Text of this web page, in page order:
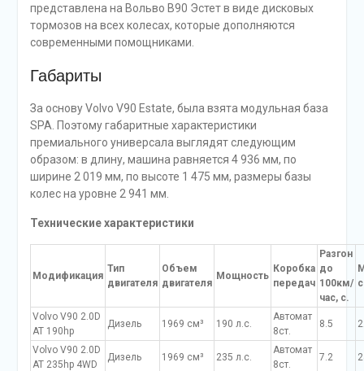
представлена на Вольво В90 Эстет в виде дисковых
тормозов на всех колесах, которые дополняются
современными помощниками.
Габариты
За основу Volvo V90 Estate, была взята модульная база
SPA. Поэтому габаритные характеристики
премиального универсала выглядят следующим
образом: в длину, машина равняется 4 936 мм, по
ширине 2 019 мм, по высоте 1 475 мм, размеры базы
колес на уровне 2 941 мм.
Технические характеристики
Модификация
Тип
двигателя
Объем
двигателя
Мощность
Коробка
передач
Разгон
до
100км/
час, с.
Volvo V90 2.0D
AT 190hp
Дизель 1969 см³ 190 л.с.
Автомат
8ст.
8.5
Volvo V90 2.0D
AT 235hp 4WD
Дизель 1969 см³ 235 л.с.
Автомат
8ст.
7.2